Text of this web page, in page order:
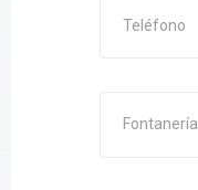
Fontanería